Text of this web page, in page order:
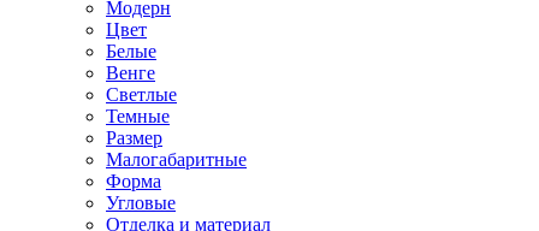
Модерн
Цвет
Белые
Венге
Светлые
Темные
Размер
Малогабаритные
Форма
Угловые
Отделка и материал